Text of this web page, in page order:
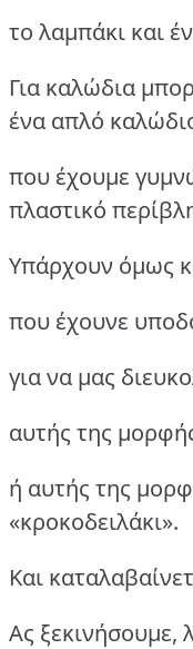
το λαμπάκι και
Για καλώδια
ένα απλό
που έχουμε
πλαστικό
Υπάρχουν όμως
που έχουνε
για να μας
αυτής της
ή αυτής της
«κροκοδειλάκι».
Και
Ας ξεκινήσουμε,